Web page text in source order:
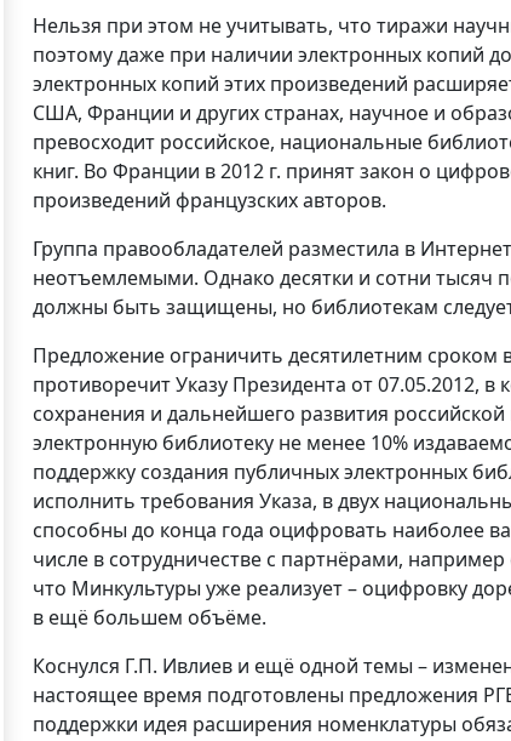
Нельзя при этом не учитывать, что тиражи
поэтому даже при наличии электронных копий
электронных копий этих произведений
США, Франции и других странах, научное и
превосходит российское, национальные
книг. Во Франции в 2012 г. принят закон о
произведений французских авторов.
Группа правообладателей разместила в
неотъемлемыми. Однако десятки и сотни тысяч
должны быть защищены, но библиотекам
Предложение ограничить десятилетним
противоречит Указу Президента от 07.05.2012,
сохранения и дальнейшего развития
электронную библиотеку не менее 10%
поддержку создания публичных электронных
исполнить требования Указа, в двух
способны до конца года оцифровать наиболее
числе в сотрудничестве с партнёрами,
что Минкультуры уже реализует – оцифровку
в ещё большем объёме.
Коснулся Г.П. Ивлиев и ещё одной темы –
настоящее время подготовлены предложения
поддержки идея расширения номенклатуры